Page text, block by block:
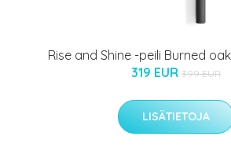
Rise and Shine -peili Burned
319 EUR 399 EUR
LISÄTIETOJA